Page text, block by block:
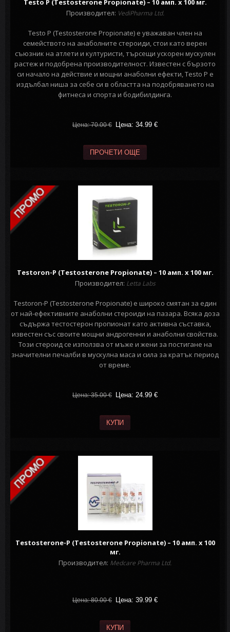
Testo P (Testosterone Propionate) – 10 амп. х 100 мг.
Производител: VediPharma Ltd.
Testo P (Testosterone Propionate) е уважаван член на
семейството на анаболните стероиди, стои като верен
съюзник на атлети и културисти, търсещи ускорен мускулен
растеж и подобрена производителност. Известен с бързото
си начало на действие и мощни анаболни ефекти, Testo P е
издълбал ниша за себе си в областта на подобряването на
фитнеса и спорта и бодибилдинга.
Цена: 70.00€ Цена: 34.99 €
ПРОЧЕТИ ОЩЕ
Testoron-P (Testosterone Propionate) – 10 амп. х 100 мг.
Производител: Letta Labs
Testoron-P (Testosterone Propionate) е широко смятан за един
от най-ефективните анаболни стероиди на пазара. Всяка доза
съдържа тестостерон пропионат като активна съставка,
известен със своите мощни андрогенни и анаболни свойства.
Този стероид се използва от мъже и жени за постигане на
значителни печалби в мускулна маса и сила за кратък период
от време.
Цена: 35.00€ Цена: 24.99 €
КУПИ
Testosterone-P (Testosterone Propionate) – 10 амп. х 100
мг.
Производител: Medcare Pharma Ltd.
Цена: 80.00€ Цена: 39.99 €
КУПИ